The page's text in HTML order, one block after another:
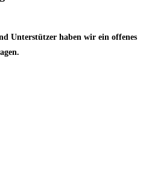
Unterstützer haben wir ein offenes